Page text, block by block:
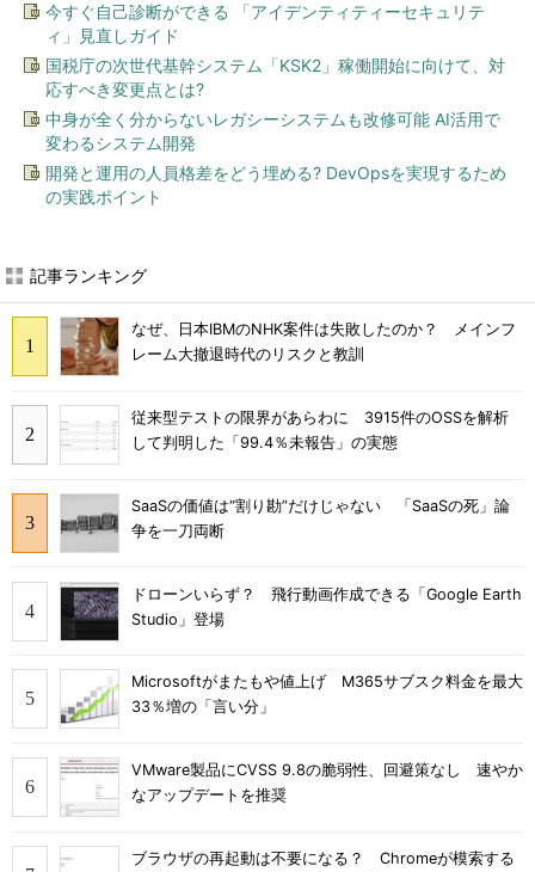
今すぐ自己診断ができる 「アイデンティティーセキュリテ
ィ」見直しガイド
国税庁の次世代基幹システム「KSK2」稼働開始に向けて、対
応すべき変更点とは?
中身が全く分からないレガシーシステムも改修可能 AI活用で
変わるシステム開発
開発と運用の人員格差をどう埋める? DevOpsを実現するため
の実践ポイント
記事ランキング
なぜ、日本IBMのNHK案件は失敗したのか？ メインフ
レーム大撤退時代のリスクと教訓
従来型テストの限界があらわに 3915件のOSSを解析
して判明した「99.4％未報告」の実態
SaaSの価値は“割り勘”だけじゃない 「SaaSの死」論
争を一刀両断
ドローンいらず？ 飛行動画作成できる「Google Earth
Studio」登場
Microsoftがまたもや値上げ M365サブスク料金を最大
33％増の「言い分」
VMware製品にCVSS 9.8の脆弱性、回避策なし 速やか
なアップデートを推奨
ブラウザの再起動は不要になる？ Chromeが模索する